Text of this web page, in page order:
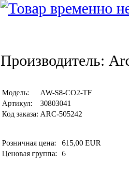
Производитель:
Модель:
AW-S8-CO2-TF
Артикул:
30803041
Код заказа: ARC-505242
Розничная цена:
615,00 EUR
Ценовая группа:
6